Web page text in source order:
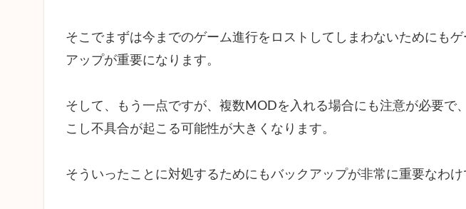
Stack
4.10
4.11
Slot
4.12
そこでまずは今までのゲーム進行をロストしてしまわないためにも
アップが重要になります。
そして、もう一点ですが、複数MODを入れる場合にも注意が必要で
こし不具合が起こる可能性が大きくなります。
そういったことに対処するためにもバックアップが非常に重要なわけ